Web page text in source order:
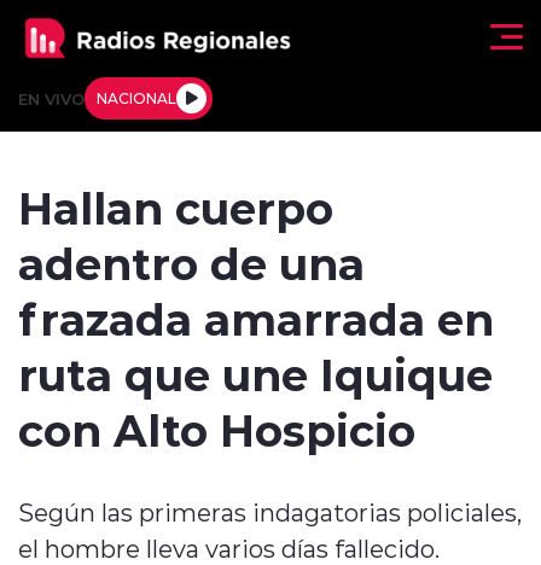
EN VIVO NACIONAL
Internacional
Entrevistas
Hallan cuerpo
adentro de una
frazada amarrada en
ruta que une Iquique
con Alto Hospicio
Según las primeras indagatorias policiales,
el hombre lleva varios días fallecido.